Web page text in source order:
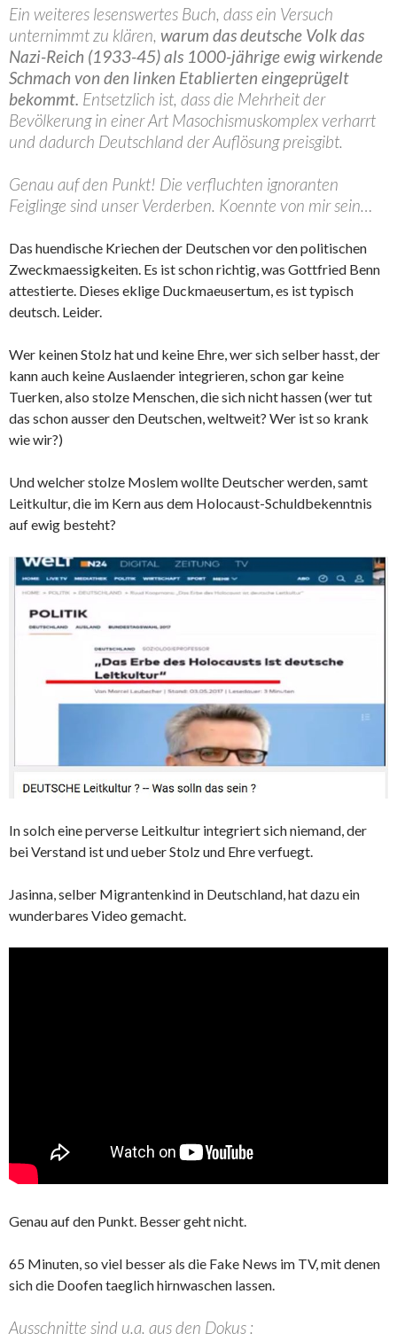
Ein weiteres lesenswertes Buch, dass ein Versuch
unternimmt zu klären, warum das deutsche Volk das
Nazi-Reich (1933-45) als 1000-jährige ewig wirkende
Schmach von den linken Etablierten eingeprügelt
bekommt. Entsetzlich ist, dass die Mehrheit der
Bevölkerung in einer Art Masochismuskomplex verharrt
und dadurch Deutschland der Auflösung preisgibt.
Genau auf den Punkt! Die verfluchten ignoranten
Feiglinge sind unser Verderben. Koennte von mir sein…
Das huendische Kriechen der Deutschen vor den politischen
Zweckmaessigkeiten. Es ist schon richtig, was Gottfried Benn
attestierte. Dieses eklige Duckmaeusertum, es ist typisch
deutsch. Leider.
Wer keinen Stolz hat und keine Ehre, wer sich selber hasst, der
kann auch keine Auslaender integrieren, schon gar keine
Tuerken, also stolze Menschen, die sich nicht hassen (wer tut
das schon ausser den Deutschen, weltweit? Wer ist so krank
wie wir?)
Und welcher stolze Moslem wollte Deutscher werden, samt
Leitkultur, die im Kern aus dem Holocaust-Schuldbekenntnis
auf ewig besteht?
In solch eine perverse Leitkultur integriert sich niemand, der
bei Verstand ist und ueber Stolz und Ehre verfuegt.
Jasinna, selber Migrantenkind in Deutschland, hat dazu ein
wunderbares Video gemacht.
Genau auf den Punkt. Besser geht nicht.
65 Minuten, so viel besser als die Fake News im TV, mit denen
sich die Doofen taeglich hirnwaschen lassen.
Ausschnitte sind u.a. aus den Dokus :